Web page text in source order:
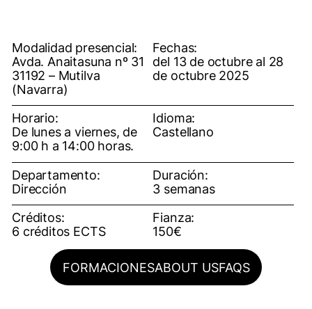
FORMACIONESABOUT USFAQS
Modalidad presencial:
Avda. Anaitasuna nº 31
31192 – Mutilva
(Navarra)
Fechas:
del 13 de octubre al 28
de octubre 2025
Horario:
De lunes a viernes, de
9:00 h a 14:00 horas.
Idioma:
Castellano
Departamento:
Dirección
Duración:
3 semanas
Créditos:
6 créditos ECTS
Fianza:
150€